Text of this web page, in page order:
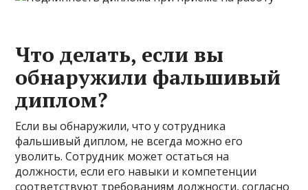
Что делать, если вы
обнаружили фальшивый
диплом?
Если вы обнаружили, что у сотрудника
фальшивый диплом, не всегда можно его
уволить. Сотрудник может остаться на
должности, если его навыки и компетенции
соответствуют требованиям должности, согласно